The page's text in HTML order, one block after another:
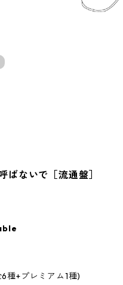
ないで［流通盤］
種+プレミアム1種)